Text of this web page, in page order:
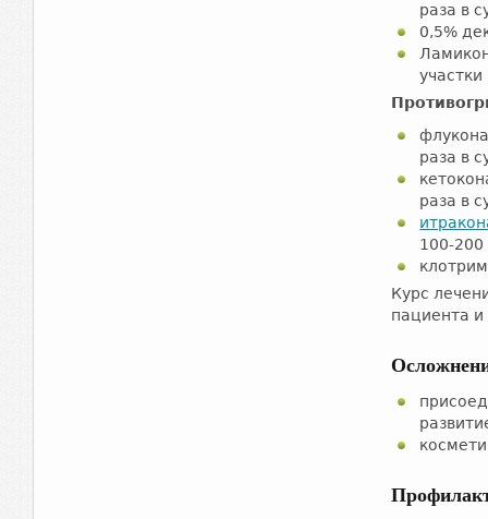
раза в
0,5%
раза в
раза в
100-200
Курс
пациента